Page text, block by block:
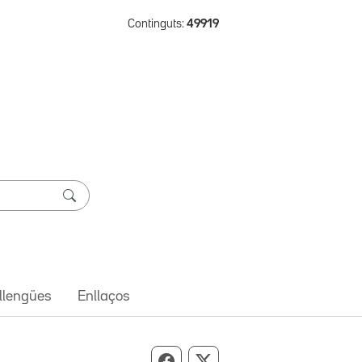
Continguts: 49919
Enllaços